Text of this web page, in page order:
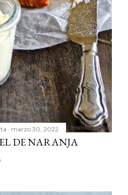
marzo 30, 2022
DE NARANJA